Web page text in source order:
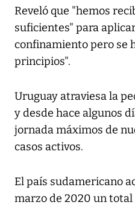
Reveló que "hemos
suficientes" para
confinamiento pero se
principios".
Uruguay atraviesa la
y desde hace algunos
jornada máximos de
casos activos.
El país sudamericano
marzo de 2020 un total